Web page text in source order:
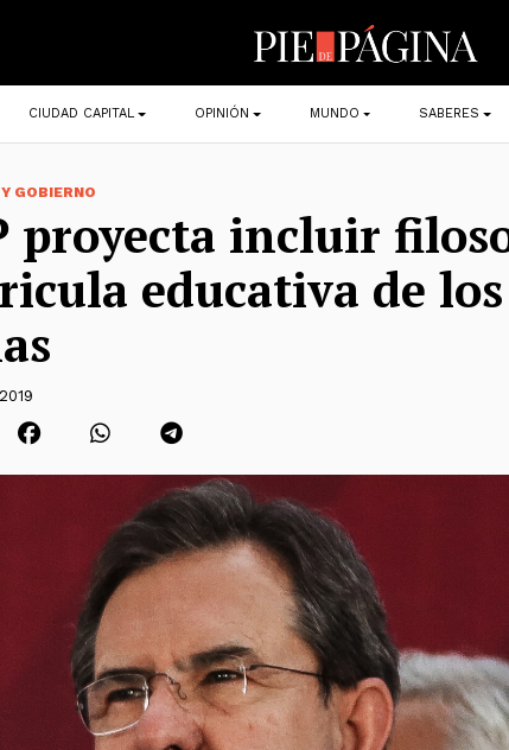
CIUDAD CAPITAL OPINIÓN MUNDO SABERES
GOBIERNO
proyecta incluir
educativa de